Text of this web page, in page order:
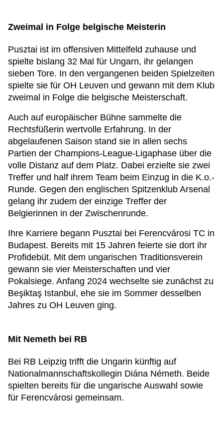
Zweimal in Folge belgische Meisterin
Pusztai ist im offensiven Mittelfeld zuhause und
spielte bislang 32 Mal für Ungarn, ihr gelangen
sieben Tore. In den vergangenen beiden Spielzeiten
spielte sie für OH Leuven und gewann mit dem Klub
zweimal in Folge die belgische Meisterschaft.
Auch auf europäischer Bühne sammelte die
Rechtsfüßerin wertvolle Erfahrung. In der
abgelaufenen Saison stand sie in allen sechs
Partien der Champions-League-Ligaphase über die
volle Distanz auf dem Platz. Dabei erzielte sie zwei
Treffer und half ihrem Team beim Einzug in die K.o.-
Runde. Gegen den englischen Spitzenklub Arsenal
gelang ihr zudem der einzige Treffer der
Belgierinnen in der Zwischenrunde.
Ihre Karriere begann Pusztai bei Ferencvárosi TC in
Budapest. Bereits mit 15 Jahren feierte sie dort ihr
Profidebüt. Mit dem ungarischen Traditionsverein
gewann sie vier Meisterschaften und vier
Pokalsiege. Anfang 2024 wechselte sie zunächst zu
Beşiktaş Istanbul, ehe sie im Sommer desselben
Jahres zu OH Leuven ging.
Mit Nemeth bei RB
Bei RB Leipzig trifft die Ungarin künftig auf
Nationalmannschaftskollegin Diána Németh. Beide
spielten bereits für die ungarische Auswahl sowie
für Ferencvárosi gemeinsam.